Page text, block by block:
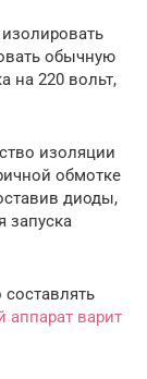
обычную
на 220 вольт,
изоляции
обмотке
диоды,
запуска
аппарат варит